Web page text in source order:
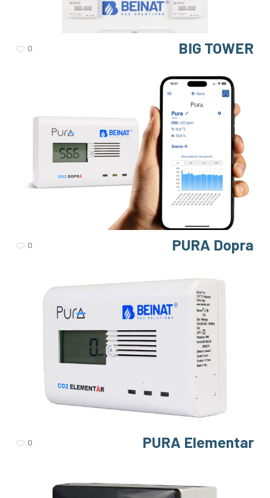
BIG TOWER
0
PURA Dopra
0
PURA Elementar
0